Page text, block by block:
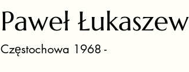
Paweł
Częstochowa 1968 -